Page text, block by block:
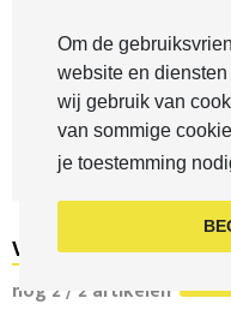
Om de
website en
wij gebruik van
van sommige
je toestemming
nog 2 / 2 artikelen